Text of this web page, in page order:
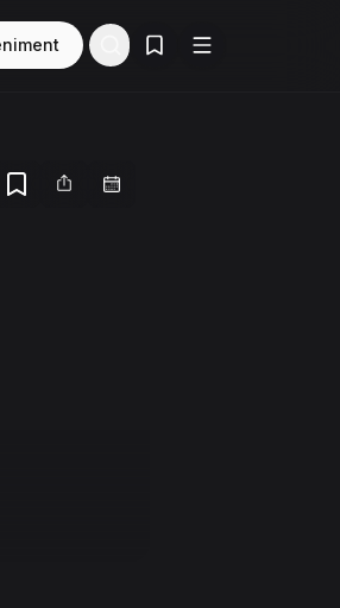
Evenimente salvate
Buton